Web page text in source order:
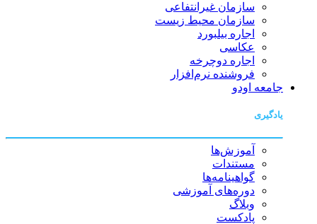
سازمان غیرانتفاعی
سازمان محیط زیست
اجاره بیلبورد
عکاسی
اجاره دوچرخه
فروشنده نرم‌افزار
جامعه اودو
یادگیری
آموزش‌ها
مستندات
گواهینامه‌ها
دوره‌های آموزشی
وبلاگ
پادکست